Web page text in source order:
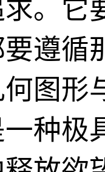
。它
遵循
图形
一种